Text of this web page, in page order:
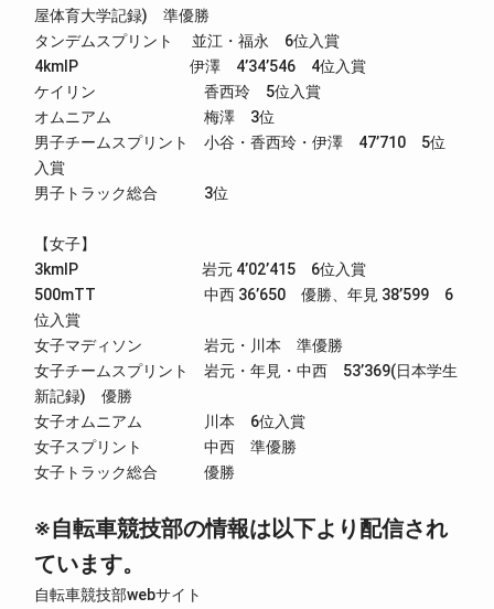
屋体育大学記録) 準優勝
タンデムスプリント 並江・福永 6位入賞
4kmIP 伊澤 4’34’546 4位入賞
ケイリン 香西玲 5位入賞
オムニアム 梅澤 3位
男子チームスプリント 小谷・香西玲・伊澤 47’710 5位
入賞
男子トラック総合 3位
【女子】
3kmIP 岩元 4’02’415 6位入賞
500mTT 中西 36’650 優勝、年見 38’599 6
位入賞
女子マディソン 岩元・川本 準優勝
女子チームスプリント 岩元・年見・中西 53’369(日本学生
新記録) 優勝
女子オムニアム 川本 6位入賞
女子スプリント 中西 準優勝
女子トラック総合 優勝
※自転車競技部の情報は以下より配信され
ています。
自転車競技部webサイト